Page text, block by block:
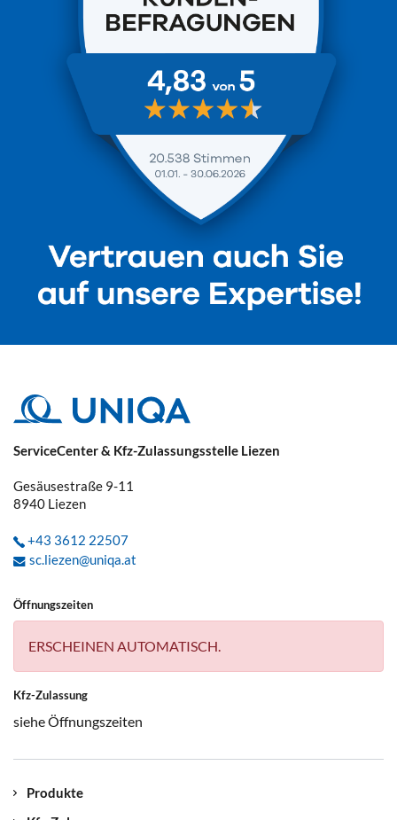
ServiceCenter & Kfz-Zulassungsstelle Liezen
Gesäusestraße 9-11
8940 Liezen
+43 3612 22507
sc.liezen@uniqa.at
Öffnungszeiten
ERSCHEINEN AUTOMATISCH.
Kfz-Zulassung
siehe Öffnungszeiten
Produkte